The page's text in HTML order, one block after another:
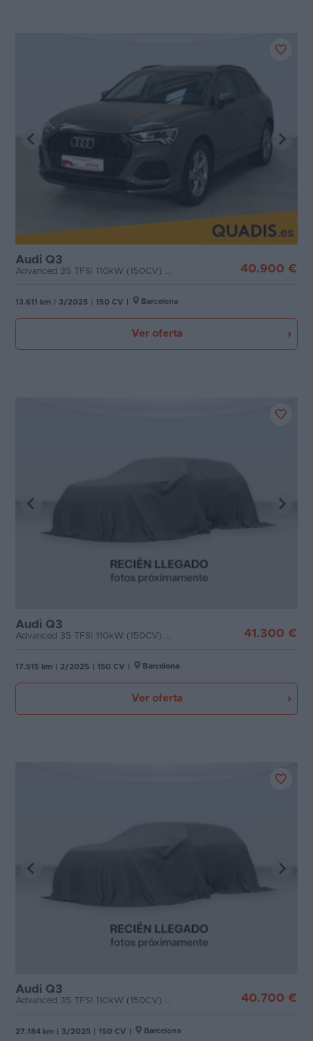
Audi Q3
Advanced 35 TFSI 110kW (150CV) S tronic 40.900 €
13.611 km 3/2025 150 CV Barcelona
Ver oferta
Audi Q3
Advanced 35 TFSI 110kW (150CV) S tronic 41.300 €
17.515 km 2/2025 150 CV Barcelona
Ver oferta
Audi Q3
Advanced 35 TFSI 110kW (150CV) S tronic 40.700 €
27.184 km 3/2025 150 CV Barcelona